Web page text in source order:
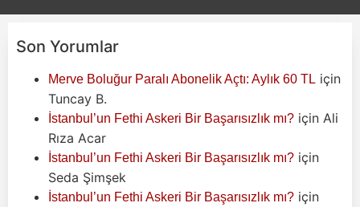
Son Yorumlar
Merve Boluğur Paralı Abonelik Açtı: Aylık 60 TL için
Tuncay B.
İstanbul’un Fethi Askeri Bir Başarısızlık mı? için Ali
Rıza Acar
İstanbul’un Fethi Askeri Bir Başarısızlık mı? için
Seda Şimşek
İstanbul’un Fethi Askeri Bir Başarısızlık mı? için